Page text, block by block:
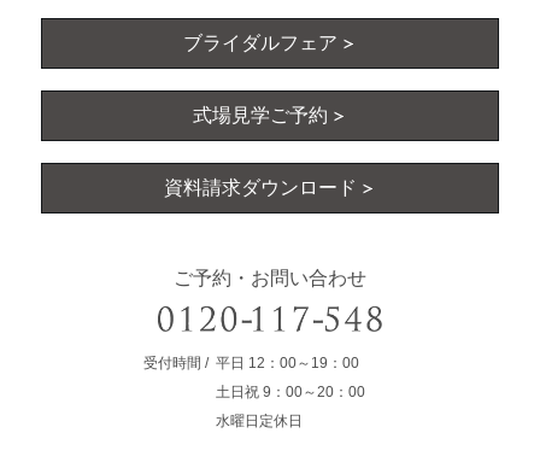
ブライダルフェア
式場見学ご予約
資料請求ダウンロード
ご予約・お問い合わせ
受付時間 平日 12：00～19：00
土日祝 9：00～20：00
水曜日定休日